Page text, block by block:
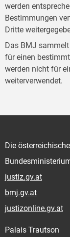
werden
Bestimmungen
Dritte
Das BMJ
für einen
werden nicht für
weiterverwendet.
Die
justiz.gv.at
bmj.gv.at
justizonline.gv.at
Palais Trautson